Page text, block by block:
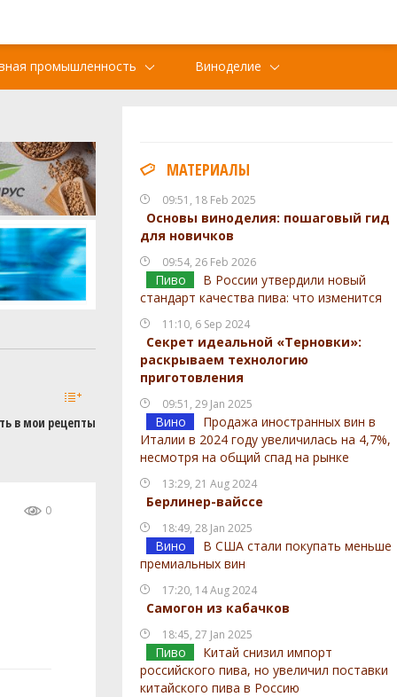
промышленность Виноделие
МАТЕРИАЛЫ
09:51, 18 Feb 2025
Основы виноделия: пошаговый гид
для новичков
09:54, 26 Feb 2026
Пиво
В России утвердили новый
стандарт качества пива: что изменится
11:10, 6 Sep 2024
Секрет идеальной «Терновки»:
раскрываем технологию
приготовления
09:51, 29 Jan 2025
Вино
Продажа иностранных вин в
Италии в 2024 году увеличилась на 4,7%,
несмотря на общий спад на рынке
13:29, 21 Aug 2024
Берлинер-вайссе
18:49, 28 Jan 2025
Вино
В США стали покупать меньше
премиальных вин
17:20, 14 Aug 2024
Самогон из кабачков
18:45, 27 Jan 2025
Пиво
Китай снизил импорт
российского пива, но увеличил поставки
китайского пива в Россию
в мои рецепты
0